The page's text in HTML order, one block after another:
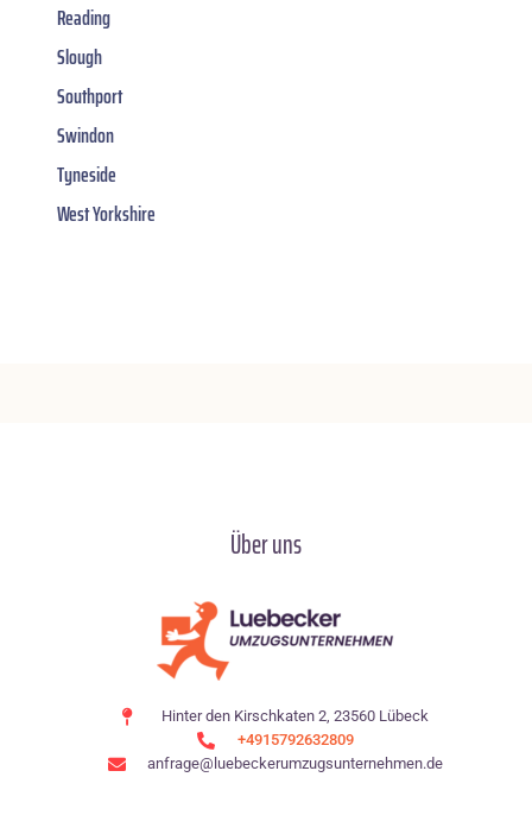
Reading
Slough
Southport
Swindon
Tyneside
West Yorkshire
Über uns
Hinter den Kirschkaten 2, 23560 Lübeck
+4915792632809
anfrage@luebeckerumzugsunternehmen.de